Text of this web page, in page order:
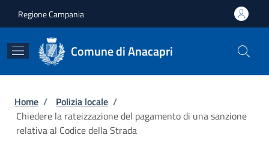
Regione Campania
Comune di Anacapri
Briciole di pane
Home / Polizia locale /
Chiedere la rateizzazione del pagamento di una sanzione
relativa al Codice della Strada